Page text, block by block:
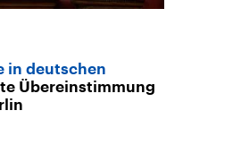
in deutschen
Übereinstimmung